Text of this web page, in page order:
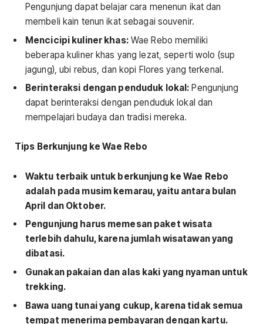
Pengunjung dapat belajar cara menenun ikat dan
membeli kain tenun ikat sebagai souvenir.
Mencicipi kuliner khas:Wae Rebo memiliki
beberapa kuliner khas yang lezat, seperti wolo (sup
jagung), ubi rebus, dan kopi Flores yang terkenal.
Berinteraksi dengan penduduk lokal: Pengunjung
dapat berinteraksi dengan penduduk lokal dan
mempelajari budaya dan tradisi mereka.
Tips Berkunjung ke Wae Rebo
Waktu terbaik untuk berkunjung ke Wae Rebo
adalah pada musim kemarau, yaitu antara bulan
April dan Oktober.
Pengunjung harus memesan paket wisata
terlebih dahulu, karena jumlah wisatawan yang
dibatasi.
Gunakan pakaian dan alas kaki yang nyaman untuk
trekking.
Bawa uang tunai yang cukup, karena tidak semua
tempat menerima pembayaran dengan kartu.